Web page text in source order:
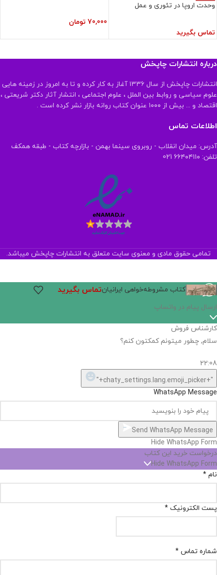
وحدت اروپا در تئوری و عمل
تماس بگیرید
70,000 تومان
درباره انتشارات چاپخش
انتشارات چاپخش از سال ۱۳۳۶ آغاز به کار کرده و تا به امروز در زمینه هایی
علوم سیاسی و روابط بین الملل ، علوم اجتماعی ، انتشار آثار دکتر شریعتی ،
اقتصاد و ... بیش از ۱۰۰۰ عنوان کتاب روانه بازار نشر کرده است .
اطلاعات تماس
آدرس: میدان انقلاب - روبروی سینما بهمن - بازارچه کتاب - طبقه همکف
تلفن: ۶۶۴۰۴۱۱۰ 021
تمامی حقوق مادی و معنوی سایت متعلق به انتشارات چاپخش میباشد.
کتاب مشروطه‌خواهی ایرانیانتماس بگیرید
ارسال پیام در واتساپ
کارشناس فروش
سلام, چطور میتونم کمکتون کنم؟
22:08
"+chaty_settings.lang.emoji_picker+"
WhatsApp Message
Send WhatsApp Message
Hide WhatsApp Form
درخواست خرید این کتاب
Hide WhatsApp Form
نام *
پست الکترونیک *
شماره تماس *